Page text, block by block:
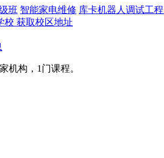
班 智能家电维修 库卡机器人调试工
校 获取校区地址
家机构， 1 门课程。